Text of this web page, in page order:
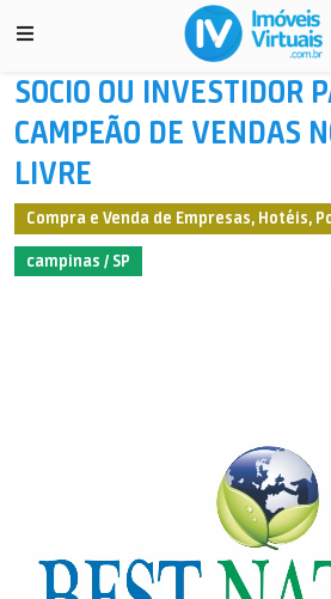
SOCIO OU INVESTIDOR
CAMPEÃO DE VENDAS
LIVRE
Compra e Venda de Empresas, Hotéis,
campinas / SP